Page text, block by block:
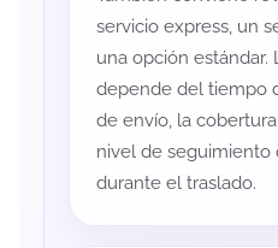
servicio express, un
una opción estándar.
depende del tiempo
de envío, la
nivel de seguimiento
durante el traslado.